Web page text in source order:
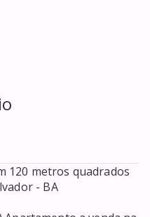
120 metros quadrados
- BA